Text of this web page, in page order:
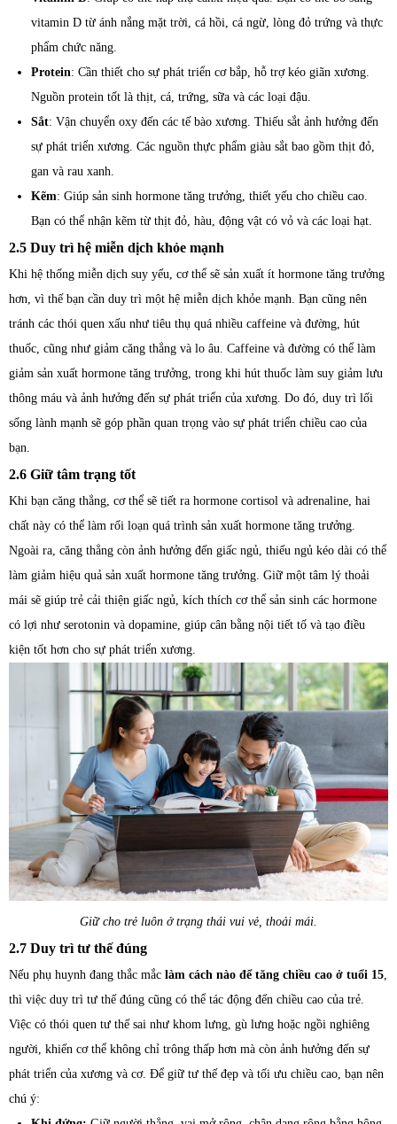
vitamin D từ ánh nắng mặt trời, cá hồi, cá ngừ, lòng đỏ trứng và thực
phẩm chức năng.
Protein: Cần thiết cho sự phát triển cơ bắp, hỗ trợ kéo giãn xương.
Nguồn protein tốt là thịt, cá, trứng, sữa và các loại đậu.
Sắt: Vận chuyển oxy đến các tế bào xương. Thiếu sắt ảnh hưởng đến
sự phát triển xương. Các nguồn thực phẩm giàu sắt bao gồm thịt đỏ,
gan và rau xanh.
Kẽm: Giúp sản sinh hormone tăng trưởng, thiết yếu cho chiều cao.
Bạn có thể nhận kẽm từ thịt đỏ, hàu, động vật có vỏ và các loại hạt.
2.5 Duy trì hệ miễn dịch khỏe mạnh
Khi hệ thống miễn dịch suy yếu, cơ thể sẽ sản xuất ít hormone tăng trưởng
hơn, vì thế bạn cần duy trì một hệ miễn dịch khỏe mạnh. Bạn cũng nên
tránh các thói quen xấu như tiêu thụ quá nhiều caffeine và đường, hút
thuốc, cũng như giảm căng thẳng và lo âu. Caffeine và đường có thể làm
giảm sản xuất hormone tăng trưởng, trong khi hút thuốc làm suy giảm lưu
thông máu và ảnh hưởng đến sự phát triển của xương. Do đó, duy trì lối
sống lành mạnh sẽ góp phần quan trọng vào sự phát triển chiều cao của
bạn.
2.6 Giữ tâm trạng tốt
Khi bạn căng thẳng, cơ thể sẽ tiết ra hormone cortisol và adrenaline, hai
chất này có thể làm rối loạn quá trình sản xuất hormone tăng trưởng.
Ngoài ra, căng thẳng còn ảnh hưởng đến giấc ngủ, thiếu ngủ kéo dài có thể
làm giảm hiệu quả sản xuất hormone tăng trưởng. Giữ một tâm lý thoải
mái sẽ giúp trẻ cải thiện giấc ngủ, kích thích cơ thể sản sinh các hormone
có lợi như serotonin và dopamine, giúp cân bằng nội tiết tố và tạo điều
kiện tốt hơn cho sự phát triển xương.
Giữ cho trẻ luôn ở trạng thái vui vẻ, thoải mái.
2.7 Duy trì tư thế đúng
Nếu phụ huynh đang thắc mắc làm cách nào để tăng chiều cao ở tuổi 15
thì việc duy trì tư thế đúng cũng có thể tác động đến chiều cao của trẻ.
Việc có thói quen tư thế sai như khom lưng, gù lưng hoặc ngồi nghiêng
người, khiến cơ thể không chỉ trông thấp hơn mà còn ảnh hưởng đến sự
phát triển của xương và cơ. Để giữ tư thế đẹp và tối ưu chiều cao, bạn nên
chú ý: